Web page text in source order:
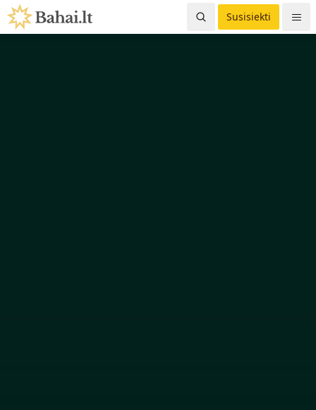
Susisiekti